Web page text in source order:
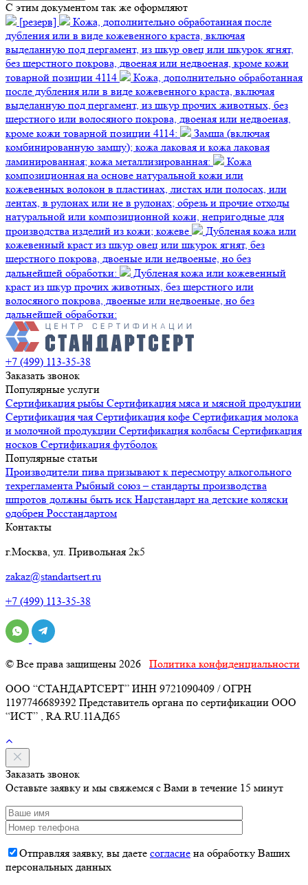
C этим документом так же оформляют
[резерв]
Кожа, дополнительно обработанная после
дубления или в виде кожевенного краста, включая
выделанную под пергамент, из шкур овец или шкурок ягнят,
без шерстного покрова, двоеная или недвоеная, кроме кожи
товарной позиции 4114
Кожа, дополнительно обработанная
после дубления или в виде кожевенного краста, включая
выделанную под пергамент, из шкур прочих животных, без
шерстного или волосяного покрова, двоеная или недвоеная,
кроме кожи товарной позиции 4114:
Замша (включая
комбинированную замшу); кожа лаковая и кожа лаковая
ламинированная; кожа металлизированная:
Кожа
композиционная на основе натуральной кожи или
кожевенных волокон в пластинах, листах или полосах, или
лентах, в рулонах или не в рулонах; обрезь и прочие отходы
натуральной или композиционной кожи, непригодные для
производства изделий из кожи; кожеве
Дубленая кожа или
кожевенный краст из шкур овец или шкурок ягнят, без
шерстного покрова, двоеные или недвоеные, но без
дальнейшей обработки:
Дубленая кожа или кожевенный
краст из шкур прочих животных, без шерстного или
волосяного покрова, двоеные или недвоеные, но без
дальнейшей обработки:
+7 (499) 113-35-38
Заказать звонок
Популярные услуги
Сертификация рыбы Сертификация мяса и мясной продукции
Сертификация чая Сертификация кофе Сертификация молока
и молочной продукции Сертификация колбасы Сертификация
носков Сертификация футболок
Популярные статьи
Производители пива призывают к пересмотру алкогольного
техрегламента Рыбный союз – стандарты производства
шпротов должны быть иск Нацстандарт на детские коляски
одобрен Росстандартом
Контакты
г.Москва, ул. Привольная 2к5
zakaz@standartsert.ru
+7 (499) 113-35-38
© Все права защищены 2026 Политика конфиденциальности
ООО “СТАНДАРТСЕРТ” ИНН 9721090409 / ОГРН
1197746689392 Представитель органа по сертификации ООО
“ИСТ” , RA.RU.11АД65
Заказать звонок
Оставьте заявку и мы свяжемся с Вами в течение 15 минут
Отправляя заявку, вы даете согласие на обработку Ваших
персональных данных